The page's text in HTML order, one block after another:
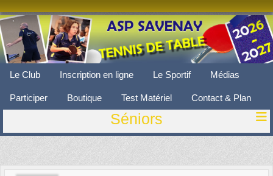
Le Club Inscription en ligne Le Sportif Médias
Participer Boutique Test Matériel Contact & Plan
Séniors